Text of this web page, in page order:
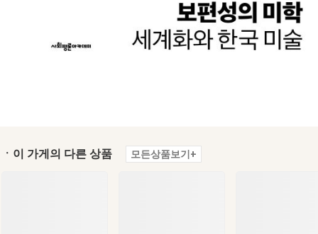
ㆍ이 가게의 다른 상품 모든상품보기+